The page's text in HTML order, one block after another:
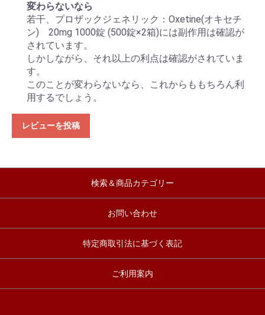
変わらないなら
若干、プロザックジェネリック：Oxetine(オキセチ
ン) 20mg 1000錠 (500錠×2箱)には副作用は確認が
されています。
しかしながら、それ以上の利点は確認がされていま
す。
このことが変わらないなら、これからももちろん利
用するでしょう。
レビューを投稿
検索＆商品カテゴリー
お問い合わせ
特定商取引法に基づく表記
ご利用案内